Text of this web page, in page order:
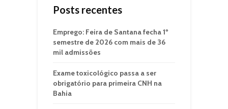
Posts recentes
Emprego: Feira de Santana fecha 1º
semestre de 2026 com mais de 36
mil admissões
Exame toxicológico passa a ser
obrigatório para primeira CNH na
Bahia